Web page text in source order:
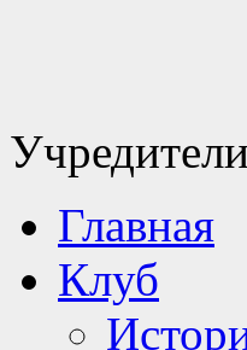
Главная
Клуб